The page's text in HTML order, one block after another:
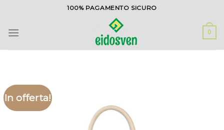
contenuti
100% PAGAMENTO SICURO
0
In offerta!